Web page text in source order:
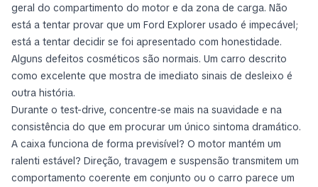
geral do compartimento do motor e da zona de carga. Não
está a tentar provar que um Ford Explorer usado é impecável;
está a tentar decidir se foi apresentado com honestidade.
Alguns defeitos cosméticos são normais. Um carro descrito
como excelente que mostra de imediato sinais de desleixo é
outra história.
Durante o test-drive, concentre-se mais na suavidade e na
consistência do que em procurar um único sintoma dramático.
A caixa funciona de forma previsível? O motor mantém um
ralenti estável? Direção, travagem e suspensão transmitem um
comportamento coerente em conjunto ou o carro parece um